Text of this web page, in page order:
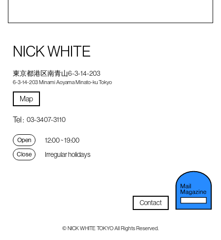
NICK WHITE
東京都港区南青山6-3-14-203
6-3-14-203 Minami Aoyama Minato-ku Tokyo
Map
Tel : 03-3407-3110
Open 12:00 ~ 19:00
Close Irregular holidays
Contact
© NICK WHITE TOKYO All Rights Reserved.